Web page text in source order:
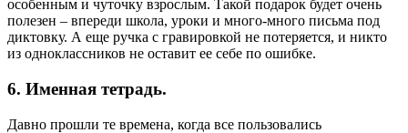
особенным и чуточку взрослым. Такой подарок будет очень
полезен – впереди школа, уроки и много-много письма под
диктовку. А еще ручка с гравировкой не потеряется, и никто
из одноклассников не оставит ее себе по ошибке.
6.​ Именная тетрадь.
Давно прошли те времена, когда все пользовались